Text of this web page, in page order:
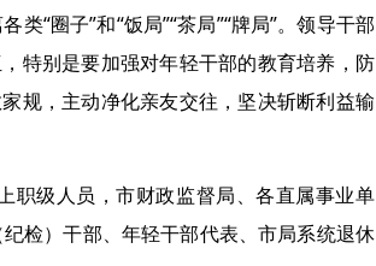
“圈子”和“饭局”“茶局”“牌局”。领导干部
特别是要加强对年轻干部的教育培养，防
规，主动净化亲友交往，坚决斩断利益输
级人员，市财政监督局、各直属事业单
检）干部、年轻干部代表、市局系统退休